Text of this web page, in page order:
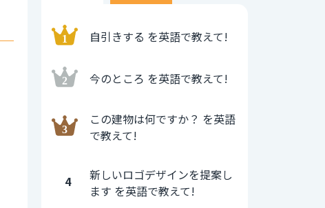
自引きする を英語で教えて!
今のところ を英語で教えて!
この建物は何ですか？ を英語
で教えて!
4
新しいロゴデザインを提案し
ます を英語で教えて!